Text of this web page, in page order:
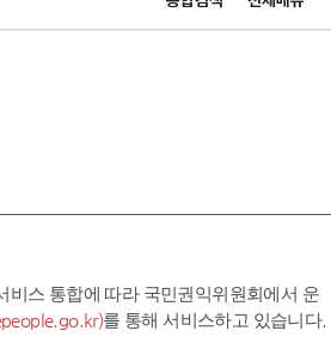
누리집입니다.
비스 통합에 따라 국민권익위원회에서 운
를 통해 서비스하고 있습니다.